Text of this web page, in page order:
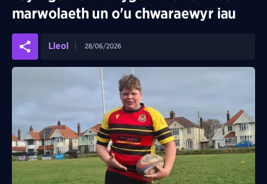
marwolaeth un o'u chwaraewyr iau
Lleol 28/06/2026